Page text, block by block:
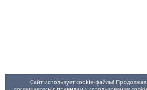
Сайт использует cookie-файлы!